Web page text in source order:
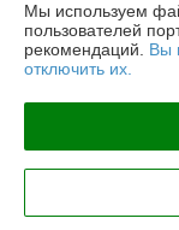
Регистрационный
УНП: 591032672
Регистрационный
Местонахождение
420
Мы используем
пользователей
рекомендаций. Вы
отключить их.